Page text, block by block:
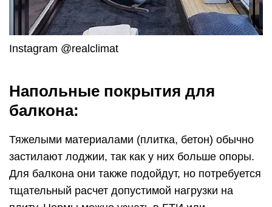
Instagram @realclimat
Напольные покрытия для
балкона:
Тяжелыми материалами (плитка, бетон) обычно
застилают лоджии, так как у них больше опоры.
Для балкона они также подойдут, но потребуется
тщательный расчет допустимой нагрузки на